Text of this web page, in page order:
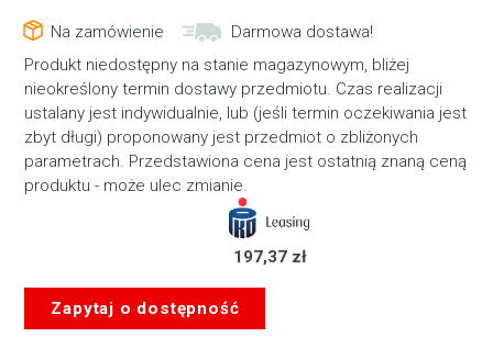
Na zamówienie
Darmowa dostawa!
Produkt niedostępny na stanie magazynowym, bliżej
nieokreślony termin dostawy przedmiotu. Czas realizacji
ustalany jest indywidualnie, lub (jeśli termin oczekiwania jest
zbyt długi) proponowany jest przedmiot o zbliżonych
parametrach. Przedstawiona cena jest ostatnią znaną ceną
produktu - może ulec zmianie.
197,37 zł
Zapytaj o dostępność